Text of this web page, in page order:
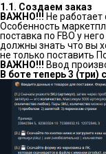
1.1. Создаем заказ
ВАЖНО!!! Не работает
Особенность
поставка по FBO у
должны знать что вы
не только поставить
ВАЖНО!!! Ввод
В боте теперь 3 (три)